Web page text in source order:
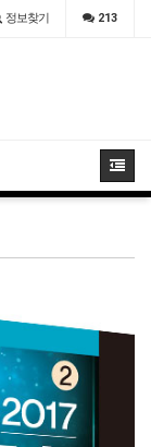
정보찾기 213